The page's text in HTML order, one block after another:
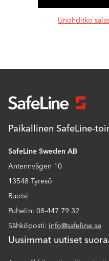
Unohditko
Paikallinen SafeLine-
SafeLine Sweden AB
Antennvägen 10
13548 Tyresö
Ruotsi
Puhelin: 08-447 79 32
Sähköposti: info@safeline.se
Uusimmat uutiset